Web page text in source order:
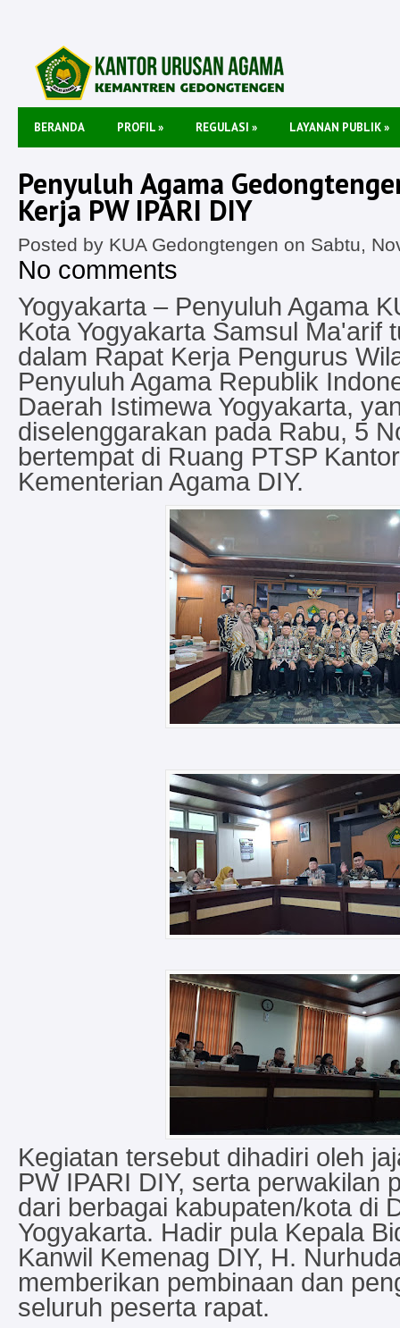
BERANDA PROFIL» REGULASI » LAYANAN PUBLIK»
Penyuluh Agama
Kerja PW IPARI DIY
Posted by KUA Gedongtengen on Sabtu,
No comments
Yogyakarta – Penyuluh Agama
Kota Yogyakarta Samsul Ma'arif
dalam Rapat Kerja Pengurus
Penyuluh Agama Republik
Daerah Istimewa Yogyakarta,
diselenggarakan pada Rabu, 5
bertempat di Ruang PTSP
Kementerian Agama DIY.
Kegiatan tersebut dihadiri oleh
PW IPARI DIY, serta perwakilan
dari berbagai kabupaten/kota di
Yogyakarta. Hadir pula Kepala
Kanwil Kemenag DIY, H.
memberikan pembinaan dan
seluruh peserta rapat.